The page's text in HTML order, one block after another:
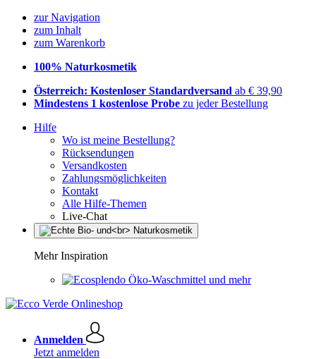
zur Navigation
zum Inhalt
zum Warenkorb
100% Naturkosmetik
Österreich: Kostenloser Standardversand ab € 39,90
Mindestens 1 kostenlose Probe zu jeder Bestellung
Hilfe
Wo ist meine Bestellung?
Rücksendungen
Versandkosten
Zahlungsmöglichkeiten
Kontakt
Alle Hilfe-Themen
Live-Chat
Mehr Inspiration
Öko-Waschmittel und mehr
Anmelden
Jetzt anmelden